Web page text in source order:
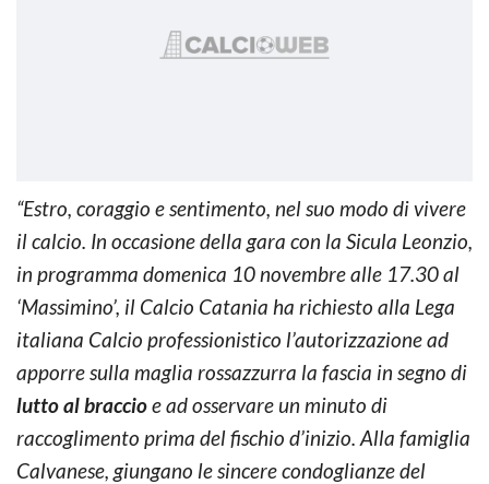
“Estro, coraggio e sentimento, nel suo modo di vivere
il calcio. In occasione della gara con la Sicula Leonzio,
in programma domenica 10 novembre alle 17.30 al
‘Massimino’, il Calcio Catania ha richiesto alla Lega
italiana Calcio professionistico l’autorizzazione ad
apporre sulla maglia rossazzurra la fascia in segno di
lutto al braccioe ad osservare un minuto di
raccoglimento prima del fischio d’inizio. Alla famiglia
Calvanese, giungano le sincere condoglianze del